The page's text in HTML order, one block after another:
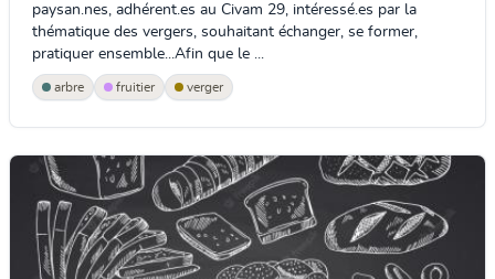
paysan.nes, adhérent.es au Civam 29, intéressé.es par la
thématique des vergers, souhaitant échanger, se former,
pratiquer ensemble...Afin que le ...
arbre fruitier verger